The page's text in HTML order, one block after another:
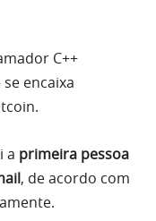
C++
encaixa
a primeira pessoa
, de acordo com